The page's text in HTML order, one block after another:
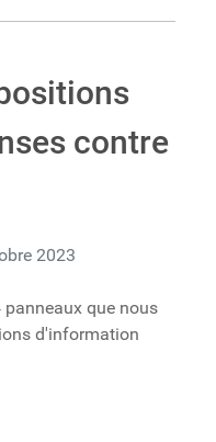
contre
2023
panneaux que nous
d'information